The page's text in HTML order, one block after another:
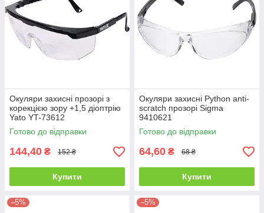
Окуляри захисні прозорі з
корекцією зору +1,5 діоптрію
Yato YT-73612
Готово до відправки
144,40 ₴ 152 ₴
Купити
Окуляри захисні Python anti-
scratch прозорі Sigma
9410621
Готово до відправки
64,60 ₴ 68 ₴
Купити
–5% –5%